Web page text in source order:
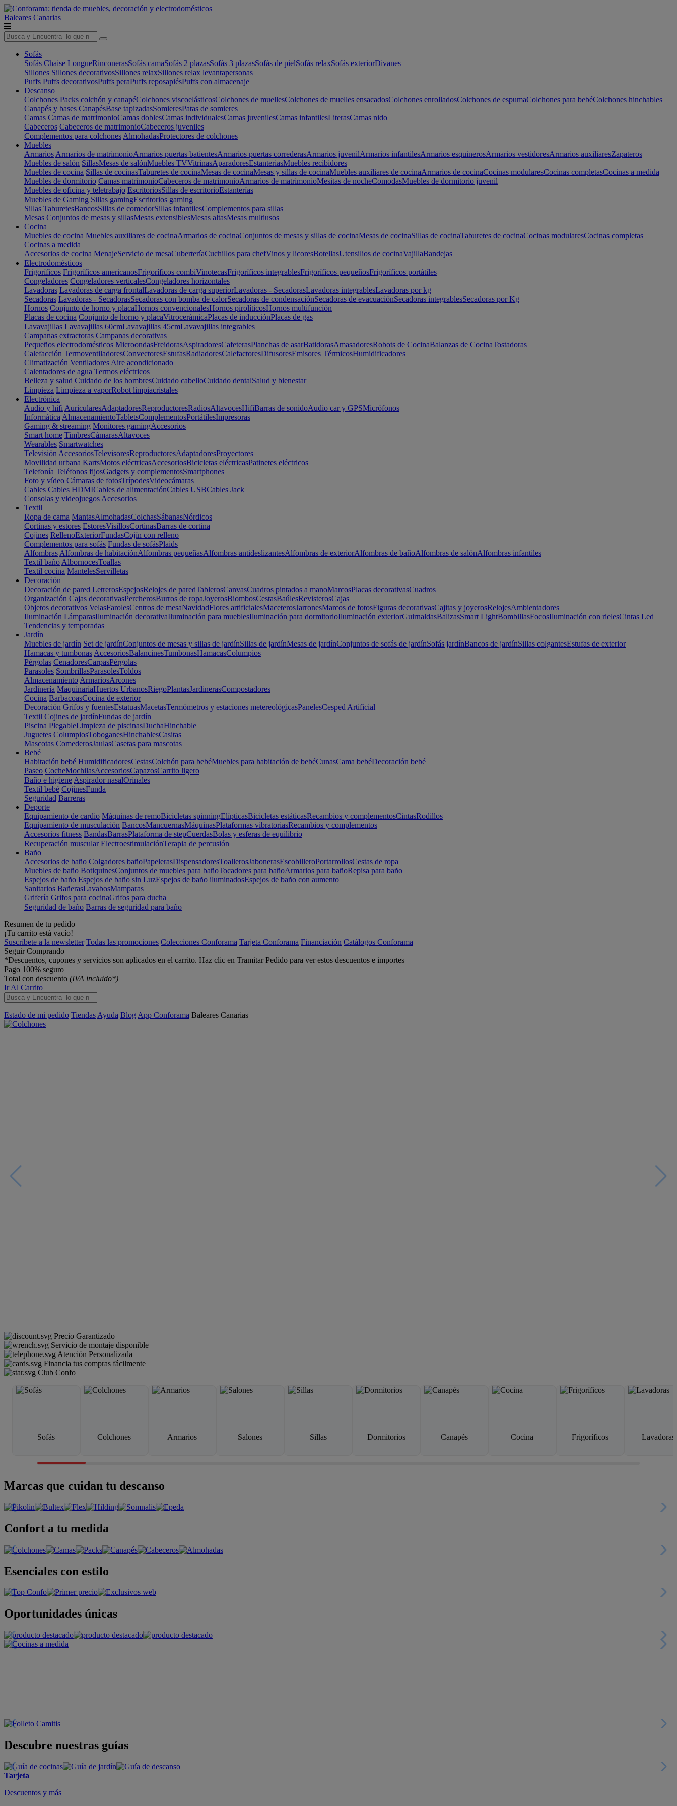
Baleares Canarias
Sofás
Sofás Chaise LongueRinconerasSofás camaSofás 2 plazasSofás 3 plazasSofás de pielSofás relaxSofás exteriorDivanes
Sillones Sillones decorativosSillones relaxSillones relax levantapersonas
Puffs Puffs decorativosPuffs peraPuffs reposapiésPuffs con almacenaje
Descanso
Colchones Packs colchón y canapéColchones viscoelásticosColchones de muellesColchones de muelles ensacadosColchones enrolladosColchones de espumaColchones para bebéColchones hinchables
Canapés y bases CanapésBase tapizadasSomieresPatas de somieres
Camas Camas de matrimonioCamas doblesCamas individualesCamas juvenilesCamas infantilesLiterasCamas nido
Cabeceros Cabeceros de matrimonioCabeceros juveniles
Complementos para colchones AlmohadasProtectores de colchones
Muebles
Armarios Armarios de matrimonioArmarios puertas batientesArmarios puertas correderasArmarios juvenilArmarios infantilesArmarios esquinerosArmarios vestidoresArmarios auxiliaresZapateros
Muebles de salón SillasMesas de salónMuebles TVVitrinasAparadoresEstanteriasMuebles recibidores
Muebles de cocina Sillas de cocinasTaburetes de cocinaMesas de cocinaMesas y sillas de cocinaMuebles auxiliares de cocinaArmarios de cocinaCocinas modularesCocinas completasCocinas a medida
Muebles de dormitorio Camas matrimonioCabeceros de matrimonioArmarios de matrimonioMesitas de nocheComodasMuebles de dormitorio juvenil
Muebles de oficina y teletrabajo EscritoriosSillas de escritorioEstanterías
Muebles de Gaming Sillas gamingEscritorios gaming
Sillas TaburetesBancosSillas de comedorSillas infantilesComplementos para sillas
Mesas Conjuntos de mesas y sillasMesas extensiblesMesas altasMesas multiusos
Cocina
Muebles de cocina Muebles auxiliares de cocinaArmarios de cocinaConjuntos de mesas y sillas de cocinaMesas de cocinaSillas de cocinaTaburetes de cocinaCocinas modularesCocinas completas
Cocinas a medida
Accesorios de cocina MenajeServicio de mesaCuberteríaCuchillos para chefVinos y licoresBotellasUtensilios de cocinaVajillaBandejas
Electrodomésticos
Frigoríficos Frigoríficos americanosFrigoríficos combiVinotecasFrigoríficos integrablesFrigoríficos pequeñosFrigoríficos portátiles
Congeladores Congeladores verticalesCongeladores horizontales
Lavadoras Lavadoras de carga frontalLavadoras de carga superiorLavadoras - SecadorasLavadoras integrablesLavadoras por kg
Secadoras Lavadoras - SecadorasSecadoras con bomba de calorSecadoras de condensaciónSecadoras de evacuaciónSecadoras integrablesSecadoras por Kg
Hornos Conjunto de horno y placaHornos convencionalesHornos pirolíticosHornos multifunción
Placas de cocina Conjunto de horno y placaVitrocerámicaPlacas de inducciónPlacas de gas
Lavavajillas Lavavajillas 60cmLavavajillas 45cmLavavajillas integrables
Campanas extractoras Campanas decorativas
Pequeños electrodomésticos MicroondasFreidorasAspiradoresCafeterasPlanchas de asarBatidorasAmasadoresRobots de CocinaBalanzas de CocinaTostadoras
Calefacción TermoventiladoresConvectoresEstufasRadiadoresCalefactoresDifusoresEmisores TérmicosHumidificadores
Climatización Ventiladores Aire acondicionado
Calentadores de agua Termos eléctricos
Belleza y salud Cuidado de los hombresCuidado cabelloCuidado dentalSalud y bienestar
Limpieza Limpieza a vaporRobot limpiacristales
Electrónica
Audio y hifi AuricularesAdaptadoresReproductoresRadiosAltavocesHifiBarras de sonidoAudio car y GPSMicrófonos
Informática AlmacenamientoTabletsComplementosPortátilesImpresoras
Gaming & streaming Monitores gamingAccesorios
Smart home TimbresCámarasAltavoces
Wearables Smartwatches
Televisión AccesoriosTelevisoresReproductoresAdaptadoresProyectores
Movilidad urbana KartsMotos eléctricasAccesoriosBicicletas eléctricasPatinetes eléctricos
Telefonía Teléfonos fijosGadgets y complementosSmartphones
Foto y vídeo Cámaras de fotosTrípodesVideocámaras
Cables Cables HDMICables de alimentaciónCables USBCables Jack
Consolas y videojuegos Accesorios
Textil
Ropa de cama MantasAlmohadasColchasSábanasNórdicos
Cortinas y estores EstoresVisillosCortinasBarras de cortina
Cojines RellenoExteriorFundasCojín con relleno
Complementos para sofás Fundas de sofásPlaids
Alfombras Alfombras de habitaciónAlfombras pequeñasAlfombras antideslizantesAlfombras de exteriorAlfombras de bañoAlfombras de salónAlfombras infantiles
Textil baño AlbornocesToallas
Textil cocina MantelesServilletas
Decoración
Decoración de pared LetrerosEspejosRelojes de paredTablerosCanvasCuadros pintados a manoMarcosPlacas decorativasCuadros
Organización Cajas decorativasPercherosBurros de ropaJoyerosBiombosCestasBaúlesRevisterosCajas
Objetos decorativos VelasFarolesCentros de mesaNavidadFlores artificialesMaceterosJarronesMarcos de fotosFiguras decorativasCajitas y joyerosRelojesAmbientadores
Iluminación LámparasIluminación decorativaIluminación para mueblesIluminación para dormitorioIluminación exteriorGuirnaldasBalizasSmart LightBombillasFocosIluminación con rielesCintas Led
Tendencias y temporadas
Jardín
Muebles de jardín Set de jardínConjuntos de mesas y sillas de jardínSillas de jardínMesas de jardínConjuntos de sofás de jardínSofás jardínBancos de jardínSillas colgantesEstufas de exterior
Hamacas y tumbonas AccesoriosBalancinesTumbonasHamacasColumpios
Pérgolas CenadoresCarpasPérgolas
Parasoles SombrillasParasolesToldos
Almacenamiento ArmariosArcones
Jardinería MaquinariaHuertos UrbanosRiegoPlantasJardinerasCompostadores
Cocina BarbacoasCocina de exterior
Decoración Grifos y fuentesEstatuasMacetasTermómetros y estaciones metereológicasPanelesCesped Artificial
Textil Cojines de jardínFundas de jardín
Piscina PlegableLimpieza de piscinasDuchaHinchable
Juguetes ColumpiosToboganesHinchablesCasitas
Mascotas ComederosJaulasCasetas para mascotas
Bebé
Habitación bebé HumidificadoresCestasColchón para bebéMuebles para habitación de bebéCunasCama bebéDecoración bebé
Paseo CocheMochilasAccesoriosCapazosCarrito ligero
Baño e higiene Aspirador nasalOrinales
Textil bebé CojinesFunda
Seguridad Barreras
Deporte
Equipamiento de cardio Máquinas de remoBicicletas spinningElípticasBicicletas estáticasRecambios y complementosCintasRodillos
Equipamiento de musculación BancosMancuernasMáquinasPlataformas vibratoriasRecambios y complementos
Accesorios fitness BandasBarrasPlataforma de stepCuerdasBolas y esferas de equilibrio
Recuperación muscular ElectroestimulaciónTerapia de percusión
Baño
Accesorios de baño Colgadores bañoPapelerasDispensadoresToallerosJabonerasEscobilleroPortarrollosCestas de ropa
Muebles de baño BotiquinesConjuntos de muebles para bañoTocadores para bañoArmarios para bañoRepisa para baño
Espejos de baño Espejos de baño sin LuzEspejos de baño iluminadosEspejos de baño con aumento
Sanitarios BañerasLavabosMamparas
Grifería Grifos para cocinaGrifos para ducha
Seguridad de baño Barras de seguridad para baño
Resumen de tu pedido
¡Tu carrito está vacío!
Suscríbete a la newsletter Todas las promociones Colecciones Conforama Tarjeta Conforama Financiación Catálogos Conforama
Seguir Comprando
*Descuentos, cupones y servicios son aplicados en el carrito. Haz clic en Tramitar Pedido para ver estos descuentos e importes
Pago 100% seguro
Total con descuento (IVA incluido*)
Ir Al Carrito
Estado de mi pedido Tiendas Ayuda Blog App Conforama Baleares Canarias
Precio Garantizado
Servicio de montaje disponible
Atención Personalizada
Financia tus compras fácilmente
Club Confo
Sofás Colchones Armarios Salones Sillas Dormitorios Canapés Cocina Frigoríficos Lavadoras
Marcas que cuidan tu descanso
Confort a tu medida
Esenciales con estilo
Oportunidades únicas
Descubre nuestras guías
Tarjeta
Descuentos y más